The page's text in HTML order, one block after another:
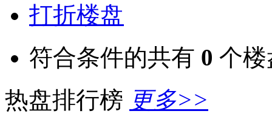
打折楼盘
符合条件的共有 0 个楼
热盘排行榜 更多>>